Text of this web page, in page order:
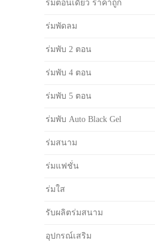
ร่มตอนเดียว ราคาถูก
ร่มพัดลม
ร่มพับ 2 ตอน
ร่มพับ 4 ตอน
ร่มพับ 5 ตอน
ร่มพับ Auto Black Gel
ร่มสนาม
ร่มแฟชั่น
ร่มใส
รับผลิตร่มสนาม
อุปกรณ์เสริม